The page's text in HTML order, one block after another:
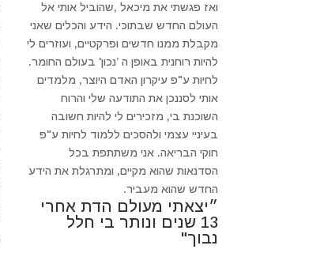
ואז פגשתי את מיכאל ,שהוביל אותי אל
העולם החדש שבתוכי. הידע והכלים שאני
מקבלת ממנו חדשים ופרקטיים, ועוזרים לי
להיות רוחנית באופן ה ’נכון' בעולם החומר.
לחיות ע"פ עיקרון האדם היוצר, מלמדים
אותי לסננכן את התודעה שלי והרוח
השוכנת בי, מזכירים לי להיות חשובה
בעיניי עצמי ולהסכים ללמוד לחיות ע"פ
חוקי הבריאה. אני משתתפת בכל
הסדנאות שהוא מקיים, ומתרגלת את הידע
החדש שהוא מעביר.
״יצאתי מעולם הדת אחרי
13 שנים ונותר בי חלל
נבוך"